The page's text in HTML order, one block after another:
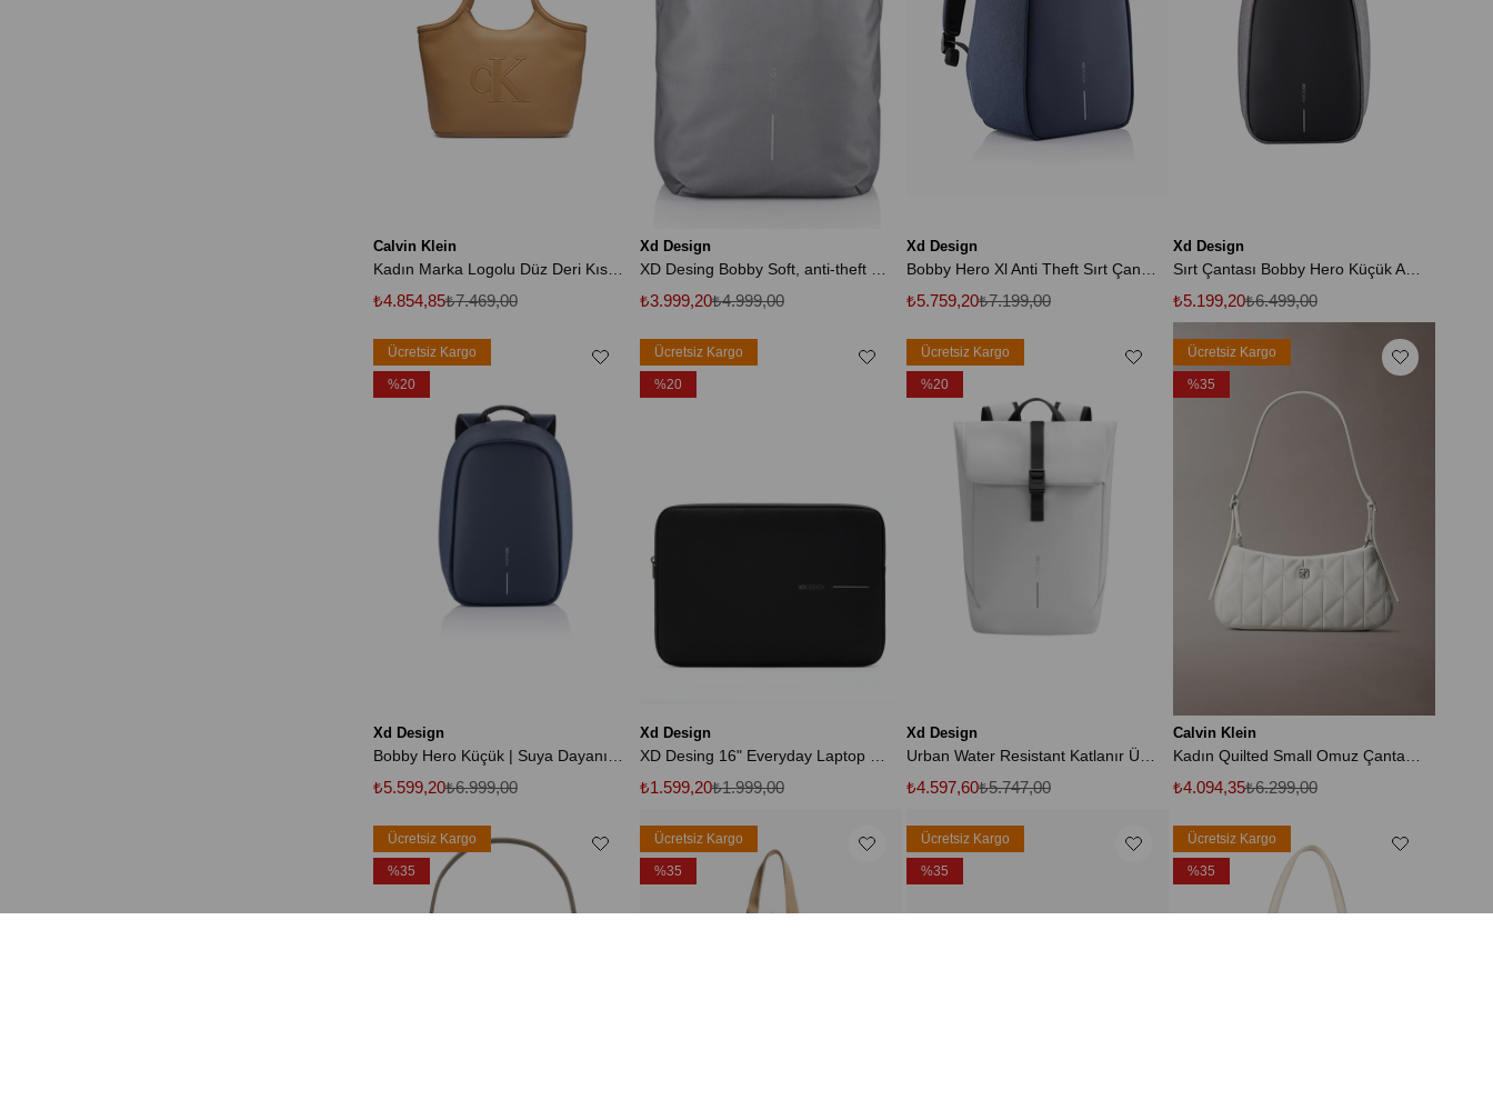
Calvin Klein
Kadın Marka Logolu Düz Deri Kısa Askılı Kahverengi1 Çanta
₺4.854,85₺7.469,00
Xd Design
₺3.999,20₺4.999,00
Xd Design
₺5.759,20₺7.199,00
Xd Design
Sırt Çantası Bobby Hero Küçük Anti-Diebstahl
₺5.199,20₺6.499,00
Xd Design
₺5.599,20₺6.999,00
Ücretsiz Kargo
%20
Xd Design
₺1.599,20₺1.999,00
Ücretsiz Kargo
%20
Xd Design
₺4.597,60₺5.747,00
Ücretsiz Kargo
%20
Calvin Klein
₺4.094,35₺6.299,00
Ücretsiz Kargo
%35
Ücretsiz Kargo
%35
Ücretsiz Kargo
%35
Ücretsiz Kargo
%35
Ücretsiz Kargo
%35